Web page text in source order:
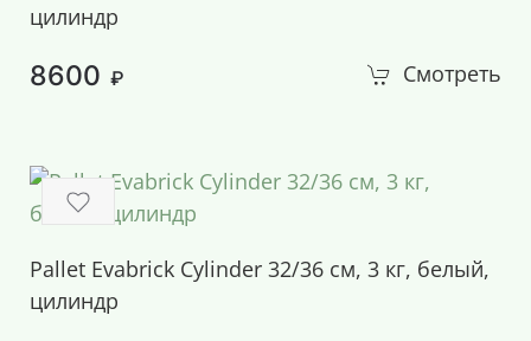
цилиндр
8600 ₽ Смотреть
Pallet Evabrick Cylinder 32/36 см, 3 кг, белый,
цилиндр